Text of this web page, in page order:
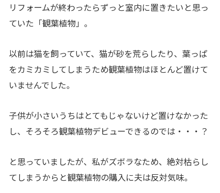
リフォームが終わったらずっと室内に置きたいと思っ
ていた「観葉植物」。
以前は猫を飼っていて、猫が砂を荒らしたり、葉っぱ
をカミカミしてしまうため観葉植物はほとんど置けて
いませんでした。
子供が小さいうちはとてもじゃないけど置けなかった
し、そろそろ観葉植物デビューできるのでは・・・？
と思っていましたが、私がズボラなため、絶対枯らし
てしまうからと観葉植物の購入に夫は反対気味。